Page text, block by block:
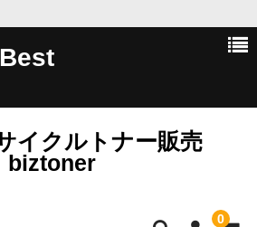
イクルトナー販売
biztoner
0